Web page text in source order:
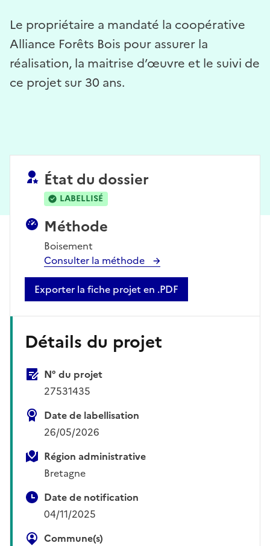
Le propriétaire a mandaté la coopérative
Alliance Forêts Bois pour assurer la
réalisation, la maitrise d’œuvre et le suivi de
ce projet sur 30 ans.
État du dossier
LABELLISÉ
Méthode
Boisement
Consulter la méthode
Exporter la fiche projet en .PDF
Détails du projet
N° du projet
27531435
Date de labellisation
26/05/2026
Région administrative
Bretagne
Date de notification
04/11/2025
Commune(s)